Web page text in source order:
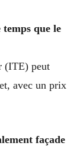
que le
(ITE) peut
avec un prix
façade